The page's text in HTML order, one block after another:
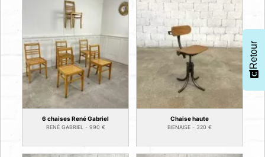
6 chaises René Gabriel
RENÉ GABRIEL - 990 €
Chaise haute
BIENAISE - 320 €
Retour